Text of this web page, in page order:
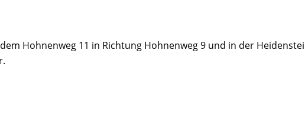
Hohnenweg 11 in Richtung Hohnenweg 9 und in der